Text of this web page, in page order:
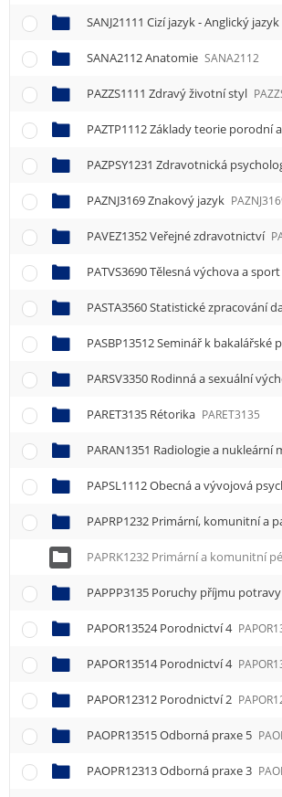
SANJ21111 Cizí jazyk - Anglický jazyk
SANA2112 Anatomie SANA2112
PAZZS1111 Zdravý životní styl
PAZTP1112 Základy teorie porodní
PAZPSY1231 Zdravotnická
PAZNJ3169 Znakový jazyk
PAVEZ1352 Veřejné zdravotnictví
PATVS3690 Tělesná výchova a sport
PASTA3560 Statistické zpracování
PASBP13512 Seminář k bakalářské
PARSV3350 Rodinná a sexuální
PARET3135 Rétorika PARET3135
PARAN1351 Radiologie a nukleární
PAPSL1112 Obecná a vývojová
PAPRP1232 Primární, komunitní a
PAPRK1232 Primární a komunitní
PAPPP3135 Poruchy příjmu potravy
PAPOR13524 Porodnictví 4
PAPOR13514 Porodnictví 4
PAPOR12312 Porodnictví 2
PAOPR13515 Odborná praxe 5
PAOPR12313 Odborná praxe 3